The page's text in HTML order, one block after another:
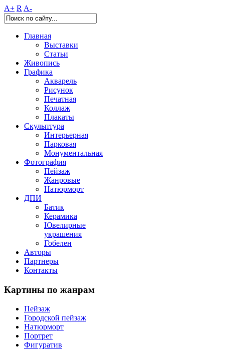
A+ R A-
Главная
Выставки
Статьи
Живопись
Графика
Акварель
Рисунок
Печатная
Коллаж
Плакаты
Скульптура
Интерьерная
Парковая
Монументальная
Фотография
Пейзаж
Жанровые
Натюрморт
ДПИ
Батик
Керамика
Ювелирные
украшения
Гобелен
Авторы
Партнеры
Контакты
Картины по жанрам
Пейзаж
Городской пейзаж
Натюрморт
Портрет
Фигуратив